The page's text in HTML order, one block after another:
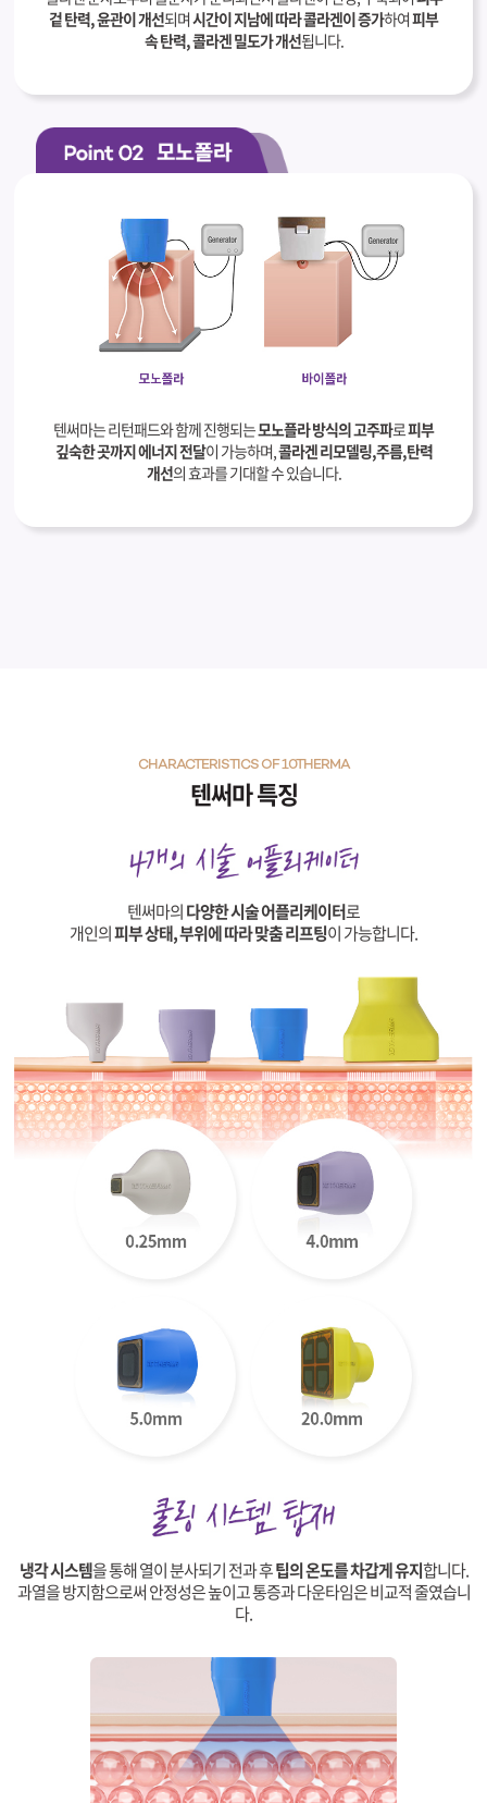
겉 탄력, 윤관이 개선되며시간이 지남에 따라 콜라겐이 증가하여피부
속 탄력, 콜라겐 밀도가 개선됩니다.
텐써마는 리턴패드와 함께 진행되는모노플라 방식의 고주파로피부
깊숙한 곳까지 에너지 전달이 가능하며,콜라겐 리모델링,주름,탄력
개선의 효과를 기대할 수 있습니다.
텐써마 특징
CHARACTERISTICS OF 10THERMA
텐써마의다양한 시술 어플리케이터로
개인의피부 상태, 부위에 따라 맞춤 리프팅이 가능합니다.
냉각 시스템을 통해 열이 분사되기 전과 후팁의 온도를 차갑게 유지합니다.
과열을 방지함으로써 안정성은 높이고 통증과 다운타임은 비교적 줄였습니
다.